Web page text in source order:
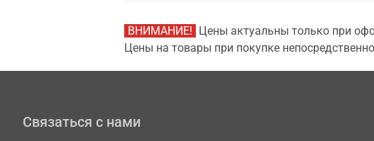
ВНИМАНИЕ! Цены актуальны только при
Цены на товары при покупке
Связаться с нами